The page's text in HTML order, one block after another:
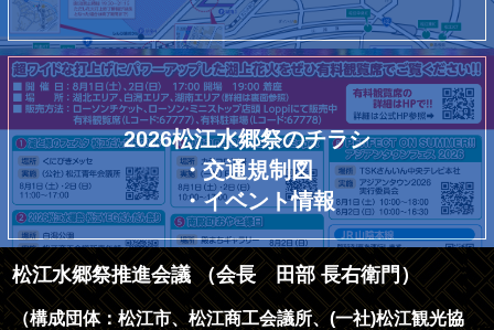
2026松江水郷祭のチラシ
・交通規制図
・イベント情報
松江水郷祭推進会議 （会長 田部 長右衛門）
（構成団体：松江市、松江商工会議所、(一社)松江観光協